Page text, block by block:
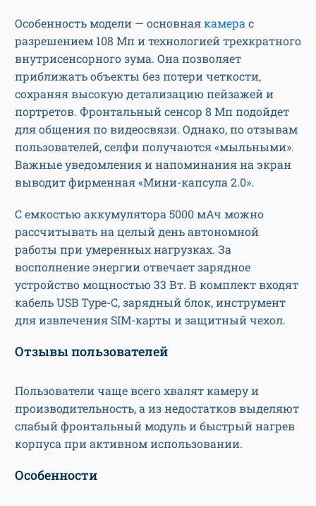
Особенность модели — основнаякамерас
разрешением 108 Мп и технологией трехкратного
внутрисенсорного зума. Она позволяет
приближать объекты без потери четкости,
сохраняя высокую детализацию пейзажей и
портретов. Фронтальный сенсор 8 Мп подойдет
для общения по видеосвязи. Однако, по отзывам
пользователей, селфи получаются «мыльными».
Важные уведомления и напоминания на экран
выводит фирменная «Мини-капсула 2.0».
С емкостью аккумулятора 5000 мАч можно
рассчитывать на целый день автономной
работы при умеренных нагрузках. За
восполнение энергии отвечает зарядное
устройство мощностью 33 Вт. В комплект входят
кабель USB Type-C, зарядный блок, инструмент
для извлечения SIM-карты и защитный чехол.
Отзывы пользователей
Пользователи чаще всего хвалят камеру и
производительность, а из недостатков выделяют
слабый фронтальный модуль и быстрый нагрев
корпуса при активном использовании.
Особенности